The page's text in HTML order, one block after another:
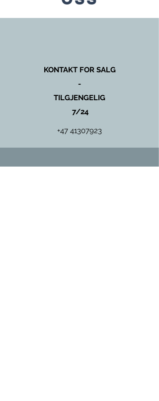
KONTAKT FOR SALG
-
TILGJENGELIG
7/24
+47 41307923